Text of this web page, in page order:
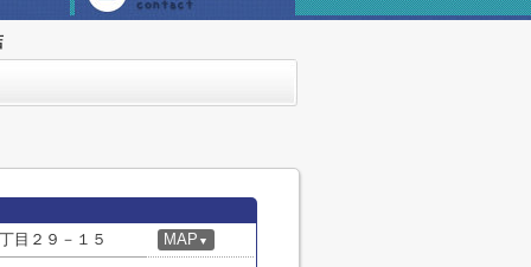
目２９－１５ MAP ▼